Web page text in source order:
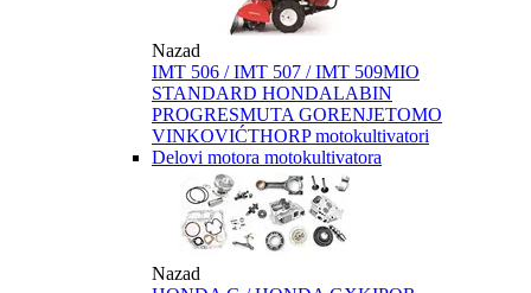
Nazad
IMT 506 / IMT 507 / IMT 509MIO
STANDARD HONDALABIN
PROGRESMUTA GORENJETOMO
VINKOVIĆTHORP motokultivatori
Delovi motora motokultivatora
Nazad